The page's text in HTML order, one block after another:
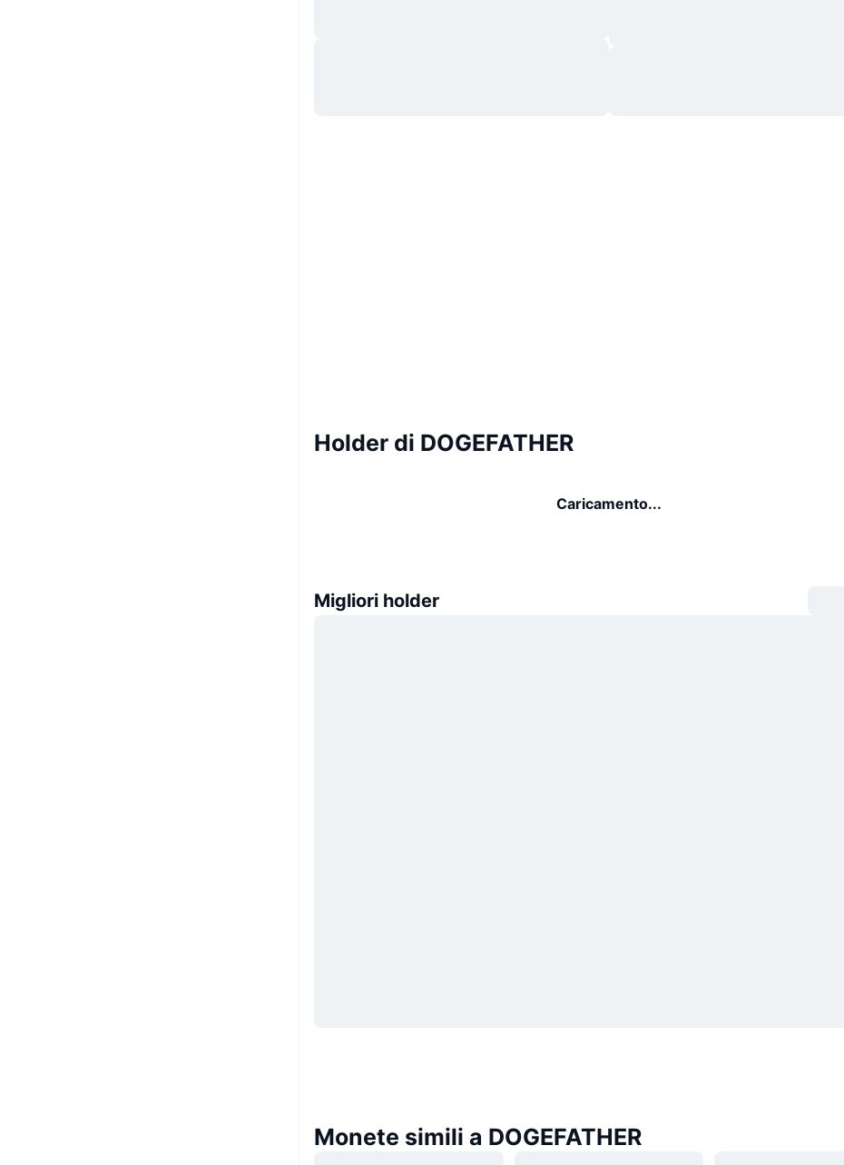
Holder di DOGEFATHER
Caricamento...
Migliori holder
Monete simili a DOGEFATHER